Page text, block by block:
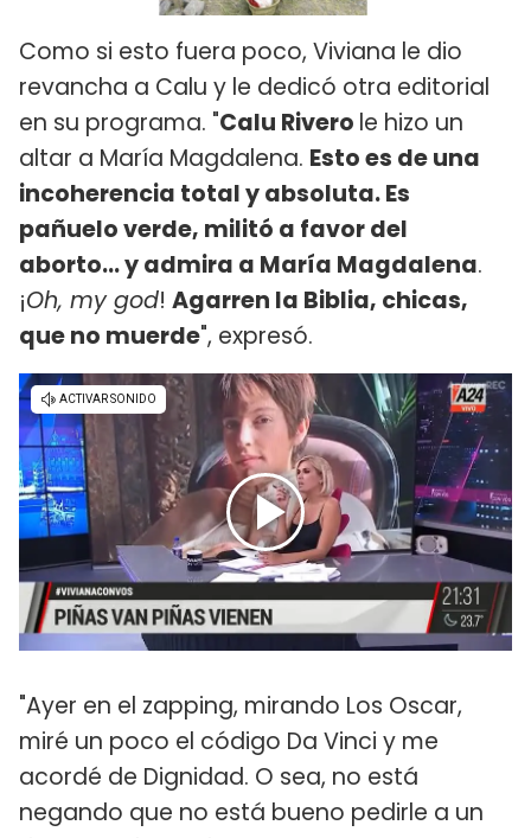
Como si esto fuera poco, Viviana le dio
revancha a Calu y le dedicó otra editorial
en su programa. "Calu Rivero le hizo un
altar a María Magdalena. Esto es de una
incoherencia total y absoluta. Es
pañuelo verde, militó a favor del
aborto… y admira a María Magdalena.
¡Oh, my god! Agarren la Biblia, chicas,
que no muerde", expresó.
"Ayer en el zapping, mirando Los Oscar,
miré un poco el código Da Vinci y me
acordé de Dignidad. O sea, no está
negando que no está bueno pedirle a un